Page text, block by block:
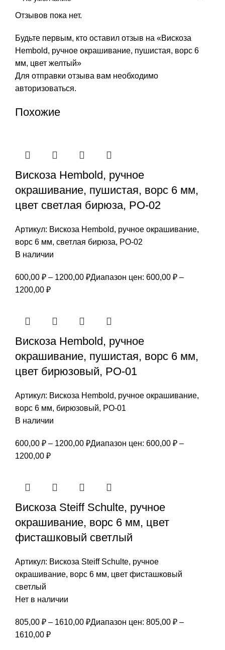
Отзывов пока нет.
Будьте первым, кто оставил отзыв на «Вискоза
Hembold, ручное окрашивание, пушистая, ворс 6
мм, цвет желтый»
Для отправки отзыва вам необходимо
авторизоваться.
Похожие
Вискоза Hembold, ручное
окрашивание, пушистая, ворс 6 мм,
цвет светлая бирюза, РО-02
Артикул: Вискоза Hembold, ручное окрашивание,
ворс 6 мм, светлая бирюза, РО-02
В наличии
600,00 ₽ – 1200,00 ₽Диапазон цен: 600,00 ₽ –
1200,00 ₽
Вискоза Hembold, ручное
окрашивание, пушистая, ворс 6 мм,
цвет бирюзовый, РО-01
Артикул: Вискоза Hembold, ручное окрашивание,
ворс 6 мм, бирюзовый, РО-01
В наличии
600,00 ₽ – 1200,00 ₽Диапазон цен: 600,00 ₽ –
1200,00 ₽
Вискоза Steiff Schulte, ручное
окрашивание, ворс 6 мм, цвет
фисташковый светлый
Артикул: Вискоза Steiff Schulte, ручное
окрашивание, ворс 6 мм, цвет фисташковый
светлый
Нет в наличии
805,00 ₽ – 1610,00 ₽Диапазон цен: 805,00 ₽ –
1610,00 ₽